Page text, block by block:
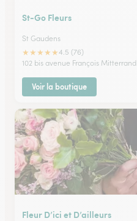
St-Go Fleurs
St Gaudens
★★★★★4.5 (76)
102 bis avenue François Mitterrand
Voir la boutique
Fleur D’ici et D’ailleurs